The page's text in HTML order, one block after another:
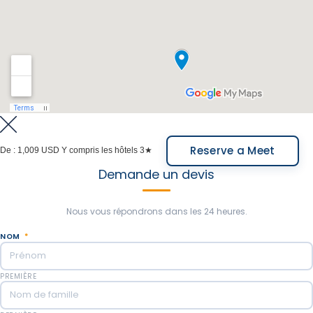
De : 1,009 USD Y compris les hôtels 3★ Reserve a Meet
Demande un devis
Nous vous répondrons dans les 24 heures.
NOM *
PREMIÈRE